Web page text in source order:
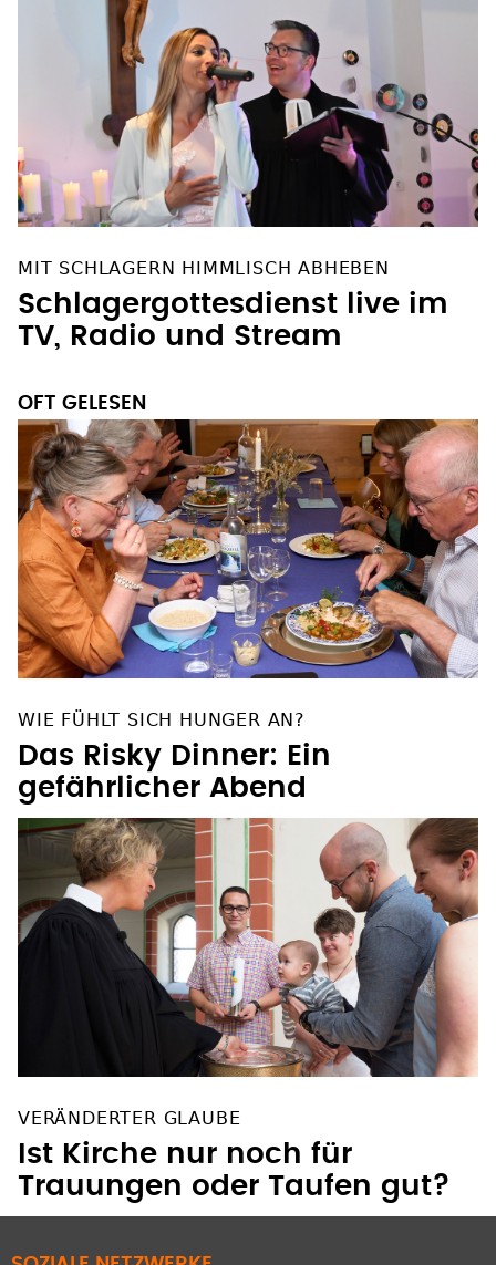
MIT SCHLAGERN HIMMLISCH ABHEBEN
Schlagergottesdienst live im
TV, Radio und Stream
OFT GELESEN
WIE FÜHLT SICH HUNGER AN?
Das Risky Dinner: Ein
gefährlicher Abend
VERÄNDERTER GLAUBE
Ist Kirche nur noch für
Trauungen oder Taufen gut?